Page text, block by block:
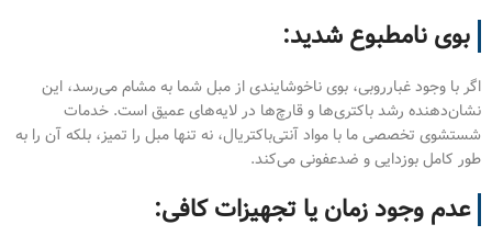
بوی نامطبوع شدید:
اگر با وجود غبارروبی، بوی ناخوشایندی از مبل شما به مشام می‌رسد، این
نشان‌دهنده رشد باکتری‌ها و قارچ‌ها در لایه‌های عمیق است. خدمات
شستشوی تخصصی ما با مواد آنتی‌باکتریال، نه تنها مبل را تمیز، بلکه آن را به
طور کامل بوزدایی و ضدعفونی می‌کند.
عدم وجود زمان یا تجهیزات کافی: